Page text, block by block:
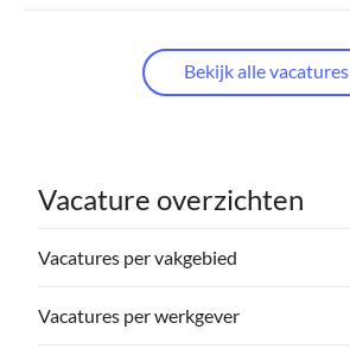
Bekijk alle vacatures
Vacature overzichten
Vacatures per vakgebied
Vacatures per werkgever